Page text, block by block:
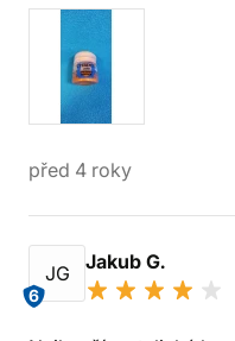
před 4 roky
JG
6
Jakub G.